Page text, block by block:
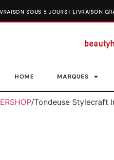
HOME MARQUES
/Tondeuse Stylecraft